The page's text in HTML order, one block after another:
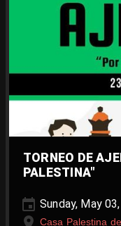
TORNEO DE
PALESTINA"
Sunday, May
Casa Palestina